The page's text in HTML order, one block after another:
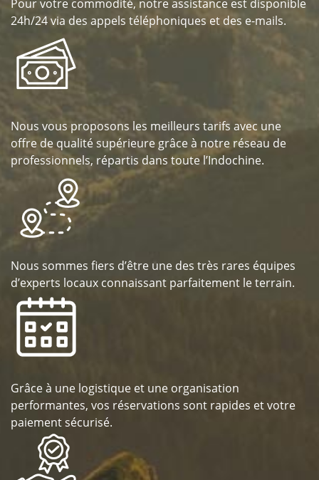
Pour votre commodité, notre assistance est disponible
24h/24 via des appels téléphoniques et des e-mails.
Nous vous proposons les meilleurs tarifs avec une
offre de qualité supérieure grâce à notre réseau de
professionnels, répartis dans toute l’Indochine.
Nous sommes fiers d’être une des très rares équipes
d’experts locaux connaissant parfaitement le terrain.
Grâce à une logistique et une organisation
performantes, vos réservations sont rapides et votre
paiement sécurisé.